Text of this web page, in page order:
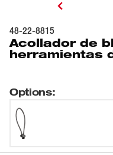
48-22-8815
Acollador de
herramientas
Options: